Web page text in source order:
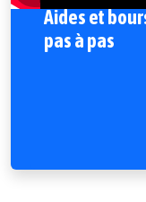
Aides et
pas à pas